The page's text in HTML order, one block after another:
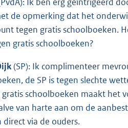
de opmerking dat het
tegen gratis schoolboeken.
gratis schoolboeken?
(SP): Ik complimenteer
de SP is tegen slechte
schoolboeken maakt het
van harte aan om de
via de ouders.